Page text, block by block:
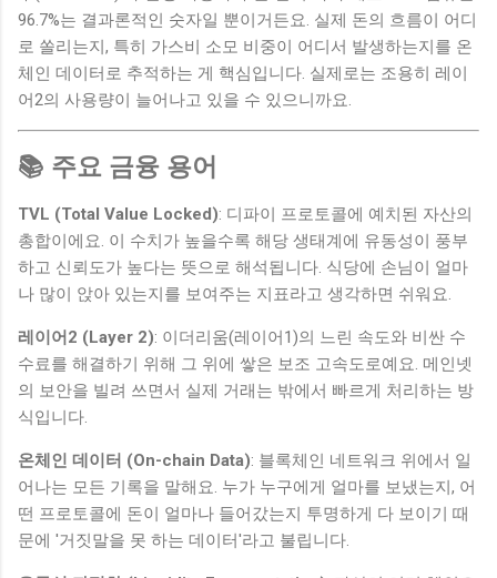
96.7%는 결과론적인 숫자일 뿐이거든요. 실제 돈의 흐름이 어디
로 쏠리는지, 특히 가스비 소모 비중이 어디서 발생하는지를 온
체인 데이터로 추적하는 게 핵심입니다. 실제로는 조용히 레이
어2의 사용량이 늘어나고 있을 수 있으니까요.
📚 주요 금융 용어
TVL (Total Value Locked): 디파이 프로토콜에 예치된 자산의
총합이에요. 이 수치가 높을수록 해당 생태계에 유동성이 풍부
하고 신뢰도가 높다는 뜻으로 해석됩니다. 식당에 손님이 얼마
나 많이 앉아 있는지를 보여주는 지표라고 생각하면 쉬워요.
레이어2 (Layer 2): 이더리움(레이어1)의 느린 속도와 비싼 수
수료를 해결하기 위해 그 위에 쌓은 보조 고속도로예요. 메인넷
의 보안을 빌려 쓰면서 실제 거래는 밖에서 빠르게 처리하는 방
식입니다.
온체인 데이터 (On-chain Data): 블록체인 네트워크 위에서 일
어나는 모든 기록을 말해요. 누가 누구에게 얼마를 보냈는지, 어
떤 프로토콜에 돈이 얼마나 들어갔는지 투명하게 다 보이기 때
문에 '거짓말을 못 하는 데이터'라고 불립니다.